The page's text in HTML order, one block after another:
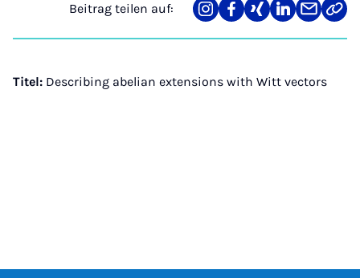
Beitrag teilen auf:
Teilen
auf
Teilen
auf
Teilen
auf
Teilen
auf
Teilen
über
Link
Titel: Describing abelian extensions with Witt vectors